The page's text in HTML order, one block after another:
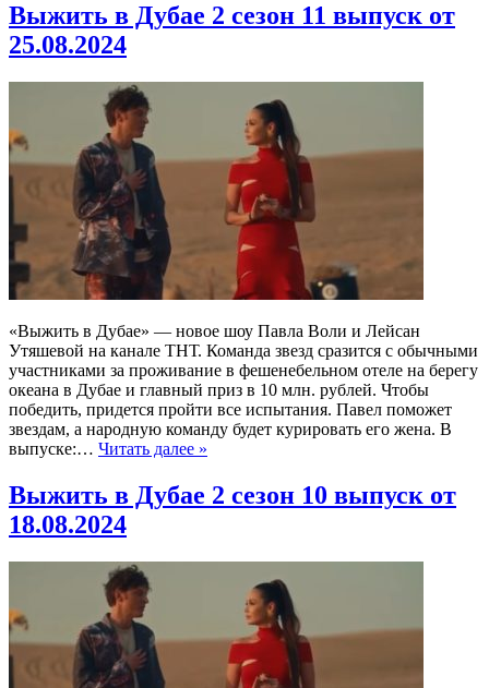
Выжить в Дубае 2 сезон 11 выпуск от
25.08.2024
«Выжить в Дубае» — новое шоу Павла Воли и Лейсан
Утяшевой на канале ТНТ. Команда звезд сразится с обычными
участниками за проживание в фешенебельном отеле на берегу
океана в Дубае и главный приз в 10 млн. рублей. Чтобы
победить, придется пройти все испытания. Павел поможет
звездам, а народную команду будет курировать его жена. В
выпуске:… Читать далее »
Выжить в Дубае 2 сезон 10 выпуск от
18.08.2024